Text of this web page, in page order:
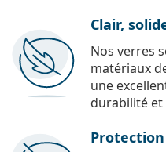
Clair,
Nos verres
matériaux
une
durabilité